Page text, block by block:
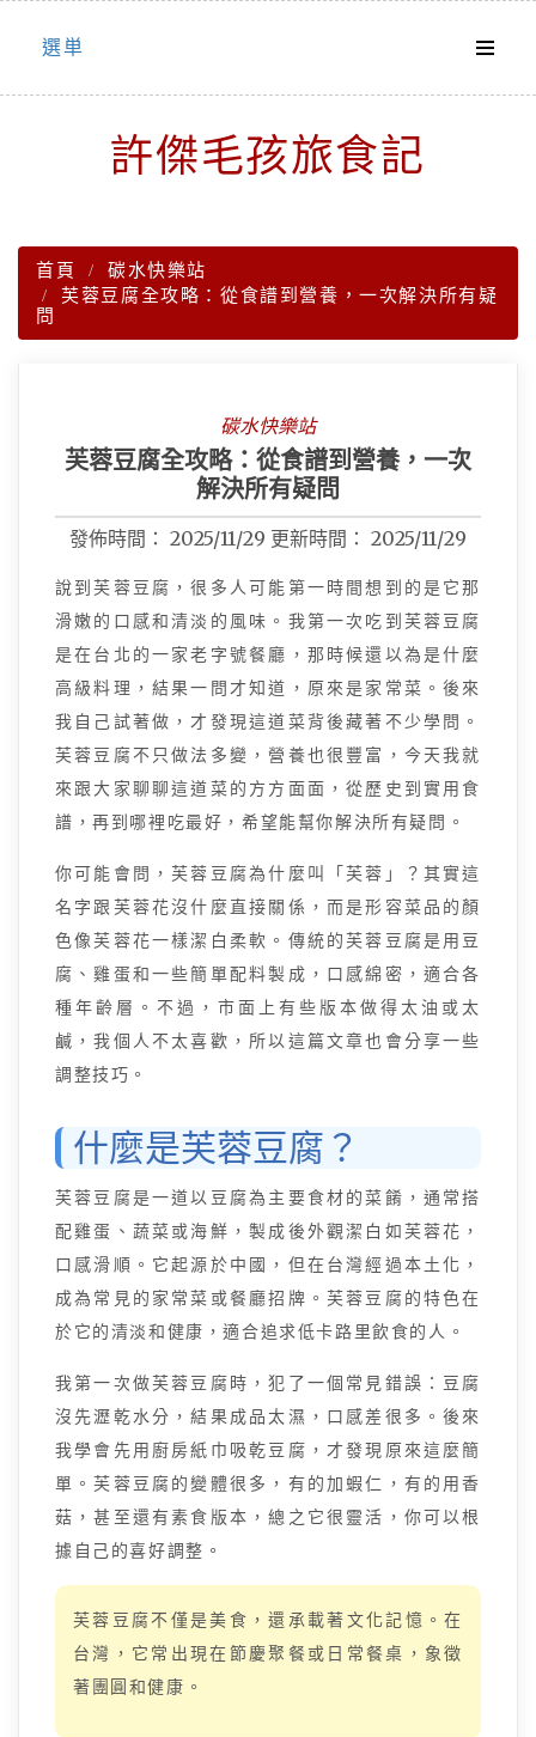
Skip
選単
許傑毛孩旅食記
首頁
碳水快樂站
芙蓉豆腐全攻略：從食譜到營養，一次解決所有疑
問
碳水快樂站
芙蓉豆腐全攻略：從食譜到營養，一次
解決所有疑問
發佈時間： 2025/11/29 更新時間： 2025/11/29
說到芙蓉豆腐，很多人可能第一時間想到的是它那
滑嫩的口感和清淡的風味。我第一次吃到芙蓉豆腐
是在台北的一家老字號餐廳，那時候還以為是什麼
高級料理，結果一問才知道，原來是家常菜。後來
我自己試著做，才發現這道菜背後藏著不少學問。
芙蓉豆腐不只做法多變，營養也很豐富，今天我就
來跟大家聊聊這道菜的方方面面，從歷史到實用食
譜，再到哪裡吃最好，希望能幫你解決所有疑問。
你可能會問，芙蓉豆腐為什麼叫「芙蓉」？其實這
名字跟芙蓉花沒什麼直接關係，而是形容菜品的顏
色像芙蓉花一樣潔白柔軟。傳統的芙蓉豆腐是用豆
腐、雞蛋和一些簡單配料製成，口感綿密，適合各
種年齡層。不過，市面上有些版本做得太油或太
鹹，我個人不太喜歡，所以這篇文章也會分享一些
調整技巧。
什麼是芙蓉豆腐？
芙蓉豆腐是一道以豆腐為主要食材的菜餚，通常搭
配雞蛋、蔬菜或海鮮，製成後外觀潔白如芙蓉花，
口感滑順。它起源於中國，但在台灣經過本土化，
成為常見的家常菜或餐廳招牌。芙蓉豆腐的特色在
於它的清淡和健康，適合追求低卡路里飲食的人。
我第一次做芙蓉豆腐時，犯了一個常見錯誤：豆腐
沒先瀝乾水分，結果成品太濕，口感差很多。後來
我學會先用廚房紙巾吸乾豆腐，才發現原來這麼簡
單。芙蓉豆腐的變體很多，有的加蝦仁，有的用香
菇，甚至還有素食版本，總之它很靈活，你可以根
據自己的喜好調整。
芙蓉豆腐不僅是美食，還承載著文化記憶。在
台灣，它常出現在節慶聚餐或日常餐桌，象徵
著團圓和健康。